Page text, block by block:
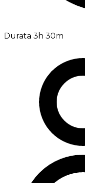
Durata 3h 30m